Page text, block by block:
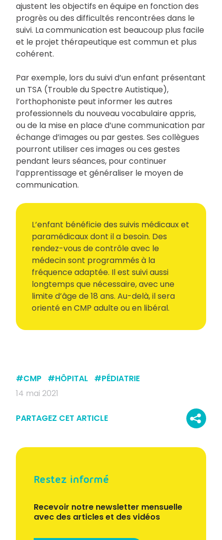
Restez informé
Recevoir notre newsletter mensuelle
avec des articles et des vidéos
ajustent les objectifs en équipe en fonction des
progrès ou des difficultés rencontrées dans le
suivi. La communication est beaucoup plus facile
et le projet thérapeutique est commun et plus
cohérent.
Par exemple, lors du suivi d’un enfant présentant
un TSA (Trouble du Spectre Autistique),
l’orthophoniste peut informer les autres
professionnels du nouveau vocabulaire appris,
ou de la mise en place d’une communication par
échange d’images ou par gestes. Ses collègues
pourront utiliser ces images ou ces gestes
pendant leurs séances, pour continuer
l’apprentissage et généraliser le moyen de
communication.
L’enfant bénéficie des suivis médicaux et
paramédicaux dont il a besoin. Des
rendez-vous de contrôle avec le
médecin sont programmés à la
fréquence adaptée. Il est suivi aussi
longtemps que nécessaire, avec une
limite d’âge de 18 ans. Au-delà, il sera
orienté en CMP adulte ou en libéral.
#CMP #HÔPITAL #PÉDIATRIE
14 mai 2021
PARTAGEZ CET ARTICLE